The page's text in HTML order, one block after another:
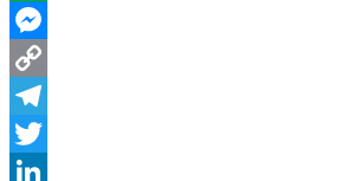
WhatsApp
Messenger
Copy
Link
Telegram
Twitter